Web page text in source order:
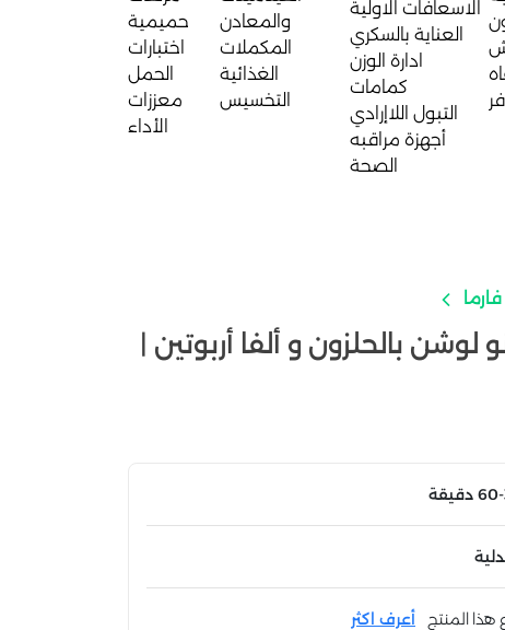
الاسعافات الاولية
العناية بالسكري
ادارة الوزن
كمامات
التبول اللاإرادي
أجهزة مراقبه
الصحة
والمعادن
المكملات
الغذائية
التخسيس
حميمية
اختبارات
الحمل
معززات
الأداء
لوشن بالحلزون و ألفا أربوتين |
هذا المنتج أعرف اكثر